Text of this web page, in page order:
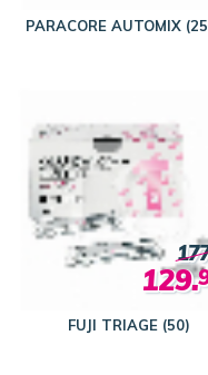
PARACORE AUTOMIX
FUJI TRIAGE (50)
129.